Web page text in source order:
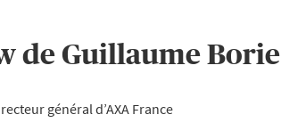
de Guillaume Borie
général d’AXA France